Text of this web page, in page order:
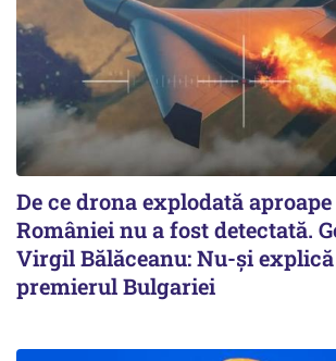
De ce drona explodată
României nu a fost detectată.
Virgil Bălăceanu: Nu-și
premierul Bulgariei